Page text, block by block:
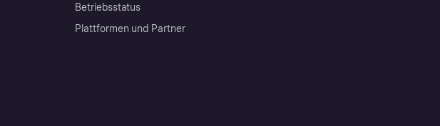
Betriebsstatus
Plattformen und Partner